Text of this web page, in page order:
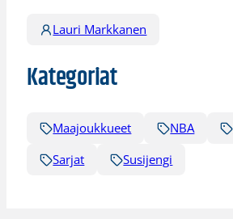
Lauri Markkanen
Kategoriat
Maajoukkueet NBA
Sarjat
Susijengi